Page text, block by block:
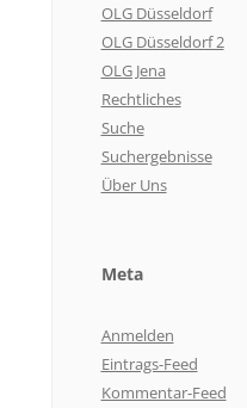
OLG Düsseldorf
OLG Düsseldorf 2
OLG Jena
Rechtliches
Suche
Suchergebnisse
Über Uns
Meta
Anmelden
Eintrags-Feed
Kommentar-Feed